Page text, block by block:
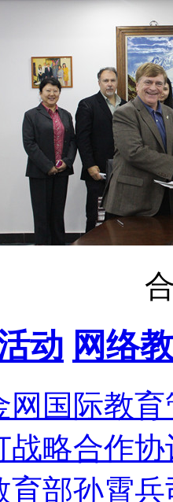
动 网络
网国际教
战略合作协
育部孙霄